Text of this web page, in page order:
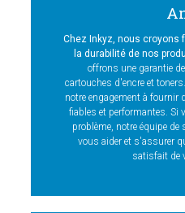
Chez Inkyz, nous croyons
la durabilité de nos
offrons une garantie
cartouches d'encre et
notre engagement à
fiables et performantes. Si
problème, notre équipe
vous aider et s'assurer
satisfait de